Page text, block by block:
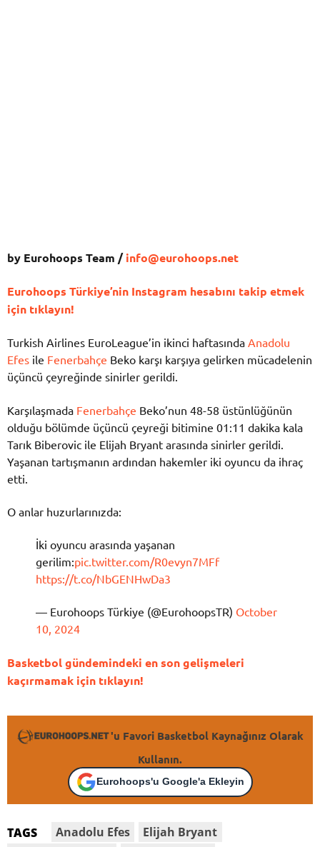
by Eurohoops Team /info@eurohoops.net
Eurohoops Türkiye’nin Instagram hesabını takip etmek
için tıklayın!
Turkish Airlines EuroLeague’in ikinci haftasında Anadolu
Efes ile Fenerbahçe Beko karşı karşıya gelirken mücadelenin
üçüncü çeyreğinde sinirler gerildi.
Karşılaşmada Fenerbahçe Beko’nun 48-58 üstünlüğünün
olduğu bölümde üçüncü çeyreği bitimine 01:11 dakika kala
Tarık Biberovic ile Elijah Bryant arasında sinirler gerildi.
Yaşanan tartışmanın ardından hakemler iki oyuncu da ihraç
etti.
O anlar huzurlarınızda:
İki oyuncu arasında yaşanan
gerilim:pic.twitter.com/R0evyn7MFf
https://t.co/NbGENHwDa3
— Eurohoops Türkiye (@EurohoopsTR) October
10, 2024
Basketbol gündemindeki en son gelişmeleri
kaçırmamak için tıklayın!
'u Favori Basketbol Kaynağınız Olarak
Kullanın.
Eurohoops'u Google'a Ekleyin
TAGS Anadolu Efes
Elijah Bryant